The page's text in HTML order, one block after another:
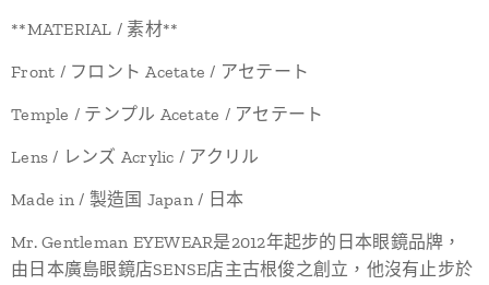
**MATERIAL / 素材**
Front / フロント Acetate / アセテート
Temple / テンプル Acetate / アセテート
Lens / レンズ Acrylic / アクリル
Made in / 製造国 Japan / 日本
Mr. Gentleman EYEWEAR是2012年起步的日本眼鏡品牌，
由日本廣島眼鏡店SENSE店主古根俊之創立，他沒有止步於